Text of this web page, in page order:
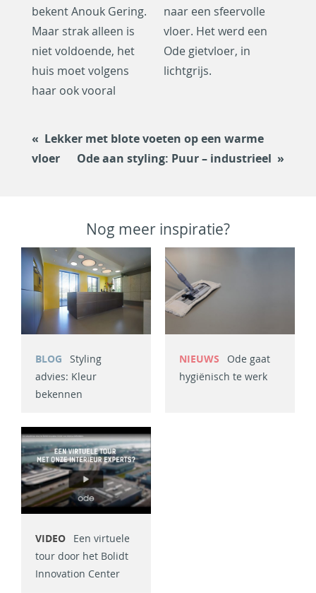
bekent Anouk Gering.
Maar strak alleen is
niet voldoende, het
huis moet volgens
haar ook vooral
naar een sfeervolle
vloer. Het werd een
Ode gietvloer, in
lichtgrijs.
Lekker met blote voeten op een warme
vloer
Ode aan styling: Puur – industrieel
Nog meer inspiratie?
BLOG
Styling
advies: Kleur
bekennen
NIEUWS
Ode gaat
hygiënisch te werk
VIDEO
Een virtuele
tour door het Bolidt
Innovation Center